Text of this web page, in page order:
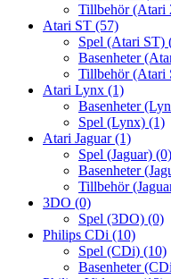
Tillbehör (Atari
Atari ST (57)
Spel (Atari ST)
Basenheter
Tillbehör (Atari
Atari Lynx (1)
Basenheter
Spel (Lynx) (1)
Atari Jaguar(1)
Spel (Jaguar) (0)
Basenheter
Tillbehör
3DO (0)
Spel (3DO) (0)
Philips CDi (10)
Spel (CDi) (10)
Basenheter